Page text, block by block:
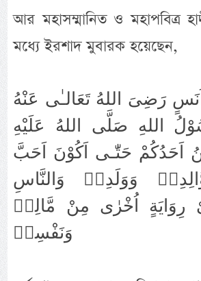
আর মহাসম্মানিত ও মহাপবিত্র
মধ্যে ইরশাদ মুবারক হয়েছেন,
رَضِىَ اللهُ تَعَالـٰى عَنْهُ
اللهِ صَلَّى اللهُ عَلَيْهِ
اَحَدُكُمْ حَتّٰـى اَكُوْنَ اَحَبَّ
وَوَلَدِهٖ وَالنَّاسِ
رِوَايَةٍ اُخْرٰى مِنْ مَّالِهٖ
وَنَفْسِهٖ